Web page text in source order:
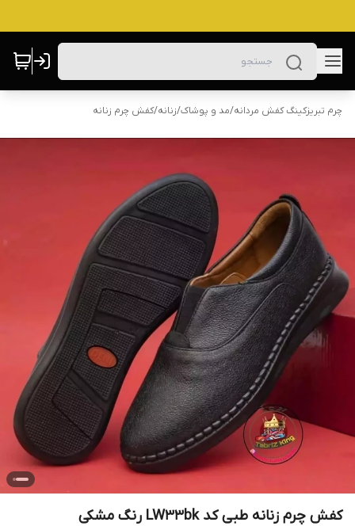
چرم تبریزکینگ کفش مردانه/مد و پوشاک/زنانه/کفش چرم زنانه
کفش چرم زنانه طبی کد LW33bk رنگ مشکی